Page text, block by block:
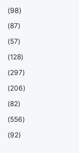
(98)
(87)
(57)
(128)
(297)
(206)
(82)
(556)
(92)